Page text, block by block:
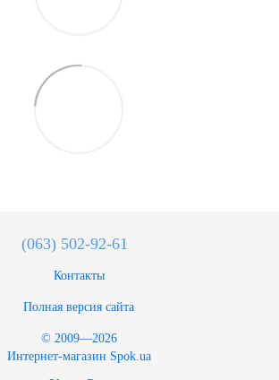
(063) 502-92-61
Контакты
Полная версия сайта
© 2009—2026
Интернет-магазин Spok.ua